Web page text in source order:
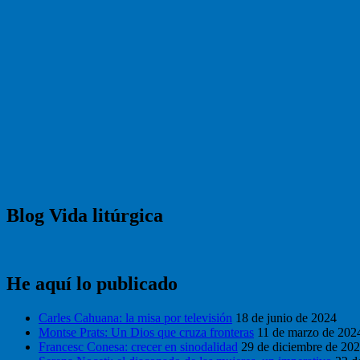
Blog Vida litúrgica
He aquí lo publicado
Carles Cahuana: la misa por televisión 18 de junio de 2024
Montse Prats: Un Dios que cruza fronteras 11 de marzo de
Francesc Conesa: crecer en sinodalidad 29 de diciembre de